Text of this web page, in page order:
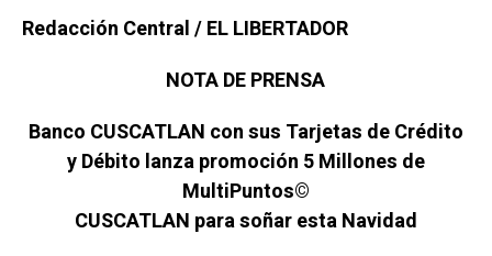
Redacción Central / EL LIBERTADOR
NOTA DE PRENSA
Banco CUSCATLAN con sus Tarjetas de Crédito
y Débito lanza promoción 5 Millones de
MultiPuntos©
CUSCATLAN para soñar esta Navidad